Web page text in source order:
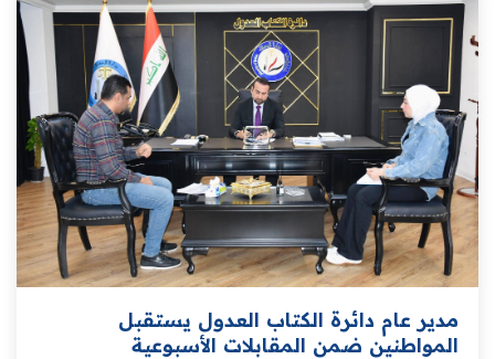
مدير عام دائرة الكتاب العدول يستقبل
المواطنين ضمن المقابلات الأسبوعية